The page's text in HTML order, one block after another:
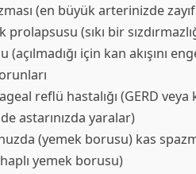
(en büyük arterinizde
(sıkı bir
için kan akışını
reflü hastalığı (GERD
astarınızda yaralar)
(yemek borusu) kas
yemek borusu)